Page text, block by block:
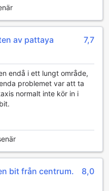
(Regent) är
för att göra din
Här kan du njuta av daglig
rum alltid är rent och
sina kläder erbjuder
vilket gör det
under hela din
tillgängliga för
ger dig extra trygghet
fi i alla rum, så att du kan
eller planera din nästa
att njuta av en
hjälp och råd om lokala
gör att du kan maximera
av pattaya 7,7
endå i ett lungt område,
problemet var att ta
normalt inte kör in i
bit från centrum. 8,0